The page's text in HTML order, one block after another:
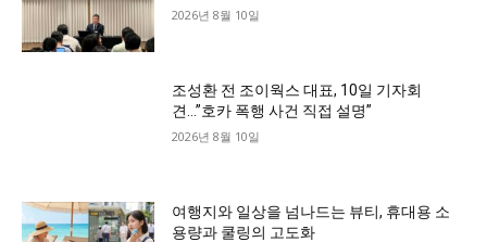
2026년 8월 10일
조성환 전 조이웍스 대표, 10일 기자회
견…”호카 폭행 사건 직접 설명”
2026년 8월 10일
여행지와 일상을 넘나드는 뷰티, 휴대용 소
용량과 쿨링의 고도화